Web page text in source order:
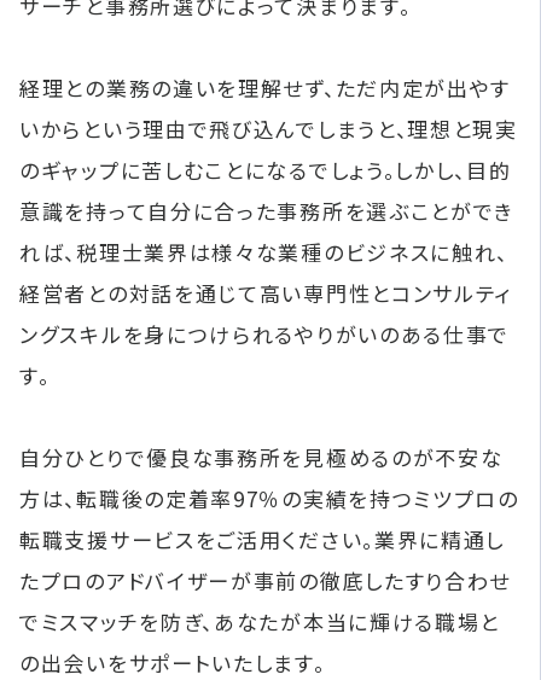
経理との業務の違いを理解せず、ただ内定が出やす
いからという理由で飛び込んでしまうと、理想と現実
のギャップに苦しむことになるでしょう。しかし、目的
意識を持って自分に合った事務所を選ぶことができ
れば、税理士業界は様々な業種のビジネスに触れ、
経営者との対話を通じて高い専門性とコンサルティ
ングスキルを身につけられるやりがいのある仕事で
す。
自分ひとりで優良な事務所を見極めるのが不安な
方は、転職後の定着率97％の実績を持つミツプロの
転職支援サービスをご活用ください。業界に精通し
たプロのアドバイザーが事前の徹底したすり合わせ
でミスマッチを防ぎ、あなたが本当に輝ける職場と
の出会いをサポートいたします。